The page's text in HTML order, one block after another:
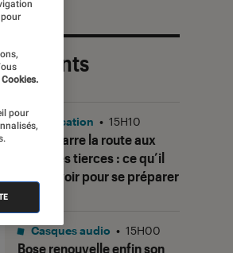
récents
Gmail barre la route aux
adresses tierces : ce qu’il
faut savoir pour se préparer
Application • 15H10
Bose renouvelle enfin son
Casques audio • 15H00
pour